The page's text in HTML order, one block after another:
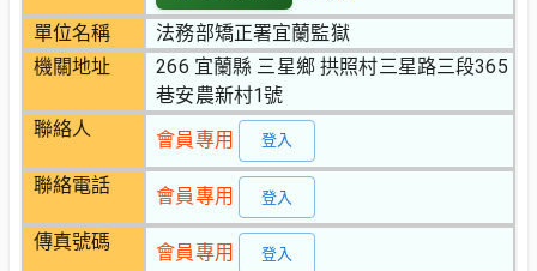
單位名稱
法務部矯正署宜蘭監獄
機關地址
266 宜蘭縣 三星鄉 拱照村三星路三段365
巷安農新村1號
聯絡人
會員專用 登入
聯絡電話 會員專用 登入
傳真號碼 會員專用 登入